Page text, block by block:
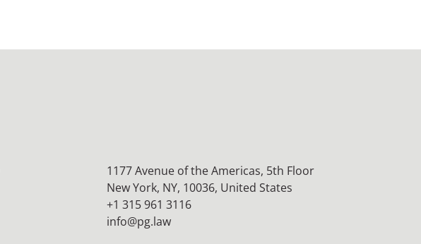
1177 Avenue of the Americas, 5th Floor
New York, NY, 10036, United States
+1 315 961 3116
info@pg.law